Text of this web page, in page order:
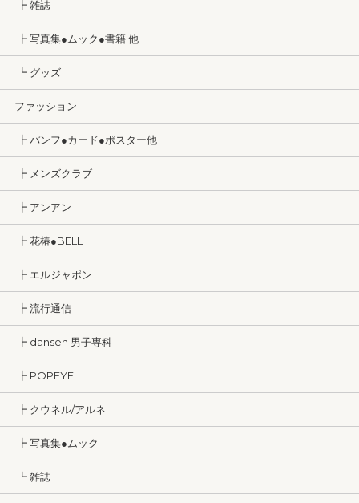
┣ 雑誌
┣ 写真集●ムック●書籍 他
┗ グッズ
ファッション
┣ パンフ●カード●ポスター他
┣ メンズクラブ
┣ アンアン
┣ 花椿●BELL
┣ エルジャポン
┣ 流行通信
┣ dansen 男子専科
┣ POPEYE
┣ クウネル/アルネ
┣ 写真集●ムック
┗ 雑誌